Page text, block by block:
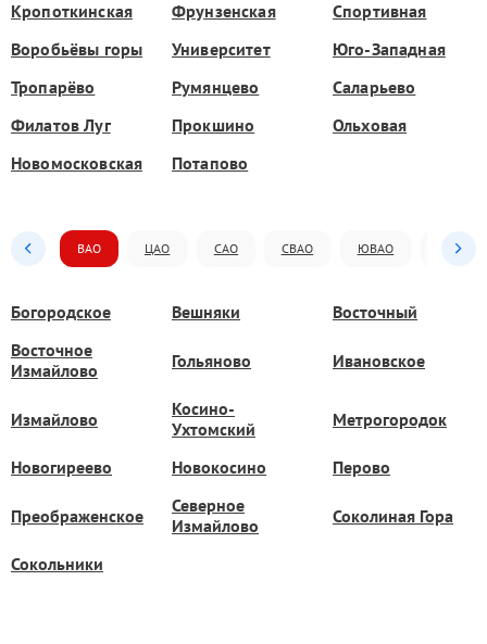
Кропоткинская Фрунзенская
Спортивная
Воробьёвы горы
Университет
Юго-Западная
Тропарёво
Румянцево
Саларьево
Филатов Луг
Прокшино
Ольховая
Новомосковская
Потапово
ВАО ЦАО САО СВАО ЮВАО ЮАО
Богородское Вешняки
Восточный
Восточное
Измайлово
Гольяново Ивановское
Измайлово
Косино-
Ухтомский
Метрогородок
Новогиреево Новокосино Перово
Преображенское
Северное
Измайлово
Соколиная Гора
Сокольники